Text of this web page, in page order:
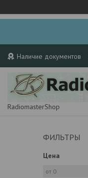
Наличие документов
RadiomasterShop
ФИЛЬТРЫ
Цена